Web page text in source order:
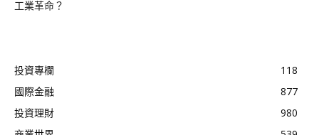
工業革命？
投資專欄
118
國際金融
877
投資理財
980